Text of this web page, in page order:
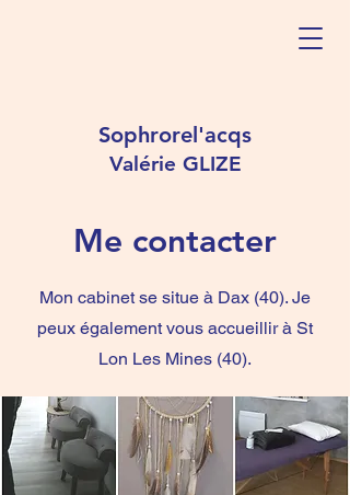
Sophrorel'acqs
Valérie GLIZE
Me contacter
Mon cabinet se situe à Dax (40). Je
peux également vous accueillir à St
Lon Les Mines (40).